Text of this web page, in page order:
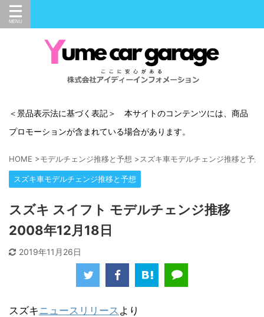
＜景品表示法に基づく表記＞ 本サイトのコンテンツには、商品
プロモーションが含まれている場合があります。
HOME >モデルチェンジ推移と予想 >スズキ車モデルチェンジ推移と予想
スズキ車モデルチェンジ推移と予想
スズキ スイフト モデルチェンジ推移
2008年12月18日
2019年11月26日
スズキニュースリリース より